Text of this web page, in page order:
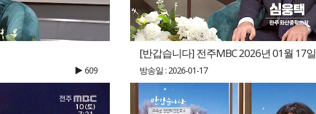
609
[반갑습니다] 전주MBC 2026년 01월 17일
방송일 : 2026-01-17